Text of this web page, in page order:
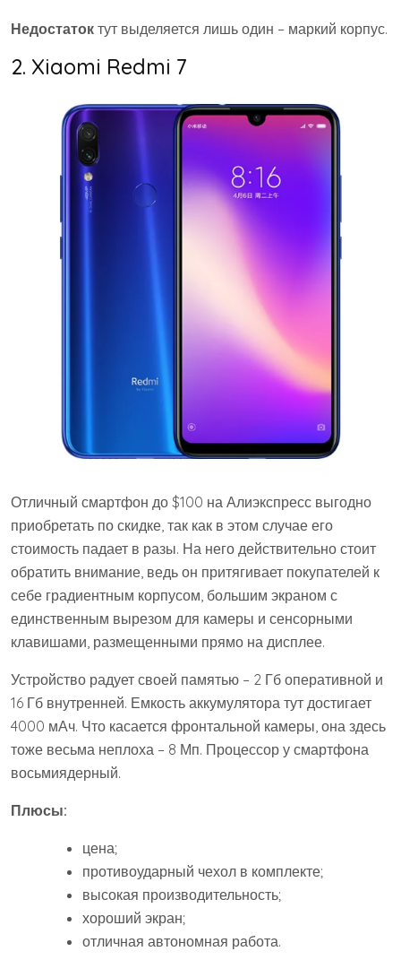
Недостаток тут выделяется лишь один – маркий корпус.
2. Xiaomi Redmi 7
Отличный смартфон до $100 на Алиэкспресс выгодно
приобретать по скидке, так как в этом случае его
стоимость падает в разы. На него действительно стоит
обратить внимание, ведь он притягивает покупателей к
себе градиентным корпусом, большим экраном с
единственным вырезом для камеры и сенсорными
клавишами, размещенными прямо на дисплее.
Устройство радует своей памятью – 2 Гб оперативной и
16 Гб внутренней. Емкость аккумулятора тут достигает
4000 мАч. Что касается фронтальной камеры, она здесь
тоже весьма неплоха – 8 Мп. Процессор у смартфона
восьмиядерный.
Плюсы:
цена;
противоударный чехол в комплекте;
высокая производительность;
хороший экран;
отличная автономная работа.